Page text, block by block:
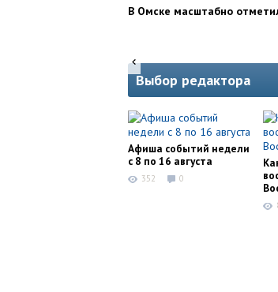
В Омске масштабно
Выбор редактора
Афиша событий недели
с 8 по 16 августа
352 0